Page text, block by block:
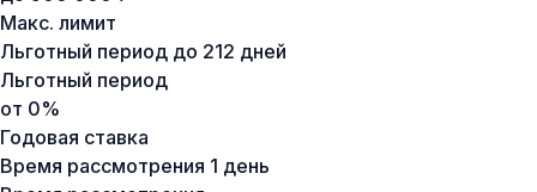
Макс. лимит
Льготный период до 212 дней
Льготный период
от 0%
Годовая ставка
Время рассмотрения 1 день